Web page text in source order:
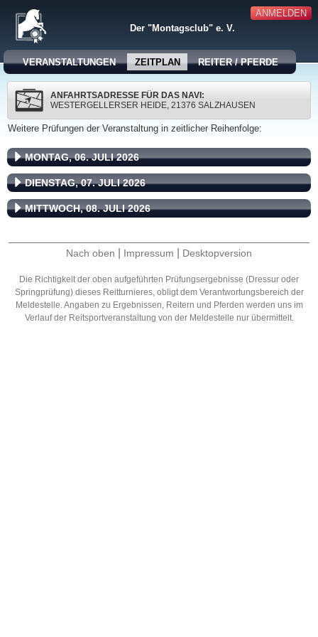
ANMELDEN
Der "Montagsclub" e. V.
VERANSTALTUNGEN ZEITPLAN REITER / PFERDE
ANFAHRTSADRESSE FÜR DAS NAVI:
WESTERGELLERSER HEIDE, 21376 SALZHAUSEN
Weitere Prüfungen der Veranstaltung in zeitlicher Reihenfolge:
MONTAG, 06. JULI 2026
DIENSTAG, 07. JULI 2026
MITTWOCH, 08. JULI 2026
Nach oben Impressum Desktopversion
Die Richtigkeit der oben aufgeführten Prüfungsergebnisse (Dressur oder
Springprüfung) dieses Reitturnieres, obligt dem Verantwortungsbereich der
Meldestelle. Angaben zu Ergebnissen, Reitern und Pferden werden uns im
Verlauf der Reitsportveranstaltung von der Meldestelle nur übermittelt.